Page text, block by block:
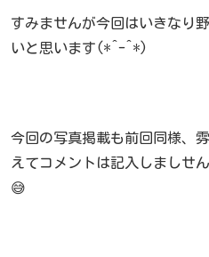
すみませんが今回はいきなり
いと思います(*^-^*)
今回の写真掲載も前回同様、
えてコメントは記入しましせ
😅